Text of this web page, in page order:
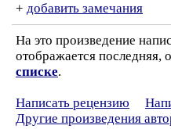
+ добавить замечания
На это произведение
отображается последняя,
списке.
Написать рецензию
Другие произведения